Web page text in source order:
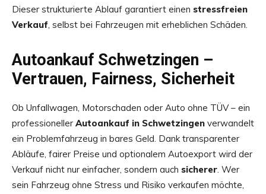
Dieser strukturierte Ablauf garantiert einen stressfreien
Verkauf, selbst bei Fahrzeugen mit erheblichen Schäden.
Autoankauf Schwetzingen –
Vertrauen, Fairness, Sicherheit
Ob Unfallwagen, Motorschaden oder Auto ohne TÜV – ein
professioneller Autoankauf in Schwetzingen verwandelt
ein Problemfahrzeug in bares Geld. Dank transparenter
Abläufe, fairer Preise und optionalem Autoexport wird der
Verkauf nicht nur einfacher, sondern auch sicherer. Wer
sein Fahrzeug ohne Stress und Risiko verkaufen möchte,